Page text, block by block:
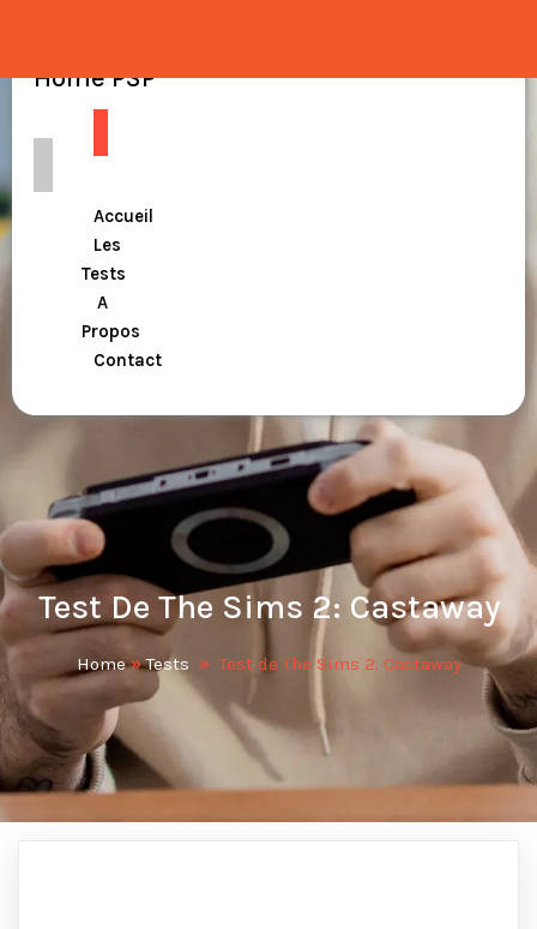
Home PSP
Accueil
Les
Tests
A
Propos
Contact
Test De The Sims 2: Castaway
Home»Tests » Test de The Sims 2: Castaway